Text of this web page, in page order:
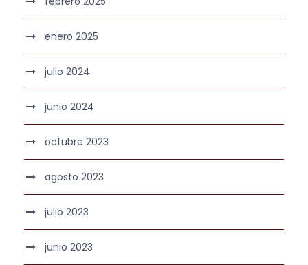
enero 2025
julio 2024
junio 2024
octubre 2023
agosto 2023
julio 2023
junio 2023